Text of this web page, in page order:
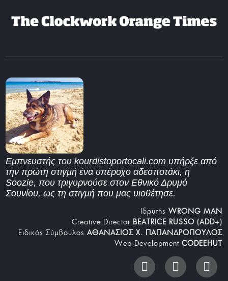
Εμπνευστής του kourdistoportocali.com υπήρξε από
την πρώτη στιγμή ένα υπέροχο αδεσποτάκι, η
Soozie, που τριγυρνούσε στον Εθνικό Δρυμό
Σουνίου, ως τη στιγμή που μας υιοθέτησε.
Iδρυτής WRONG MAN
Creative Director BEATRICE RUSSO (ADD+)
Ειδικός Σύμβουλος ΑΘΑΝΑΣΙΟΣ Χ. ΠΑΠΑΝΔΡΟΠΟΥΛΟΣ
Web Development CODEEHUT